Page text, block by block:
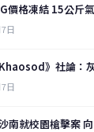
價格凍結 15公斤
日
Khaosod》社論：
日
南就校園槍擊案